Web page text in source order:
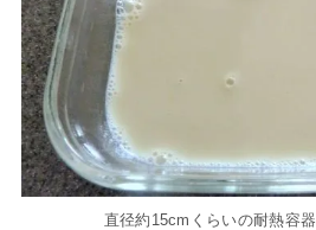
直径約15cmくらいの耐熱容